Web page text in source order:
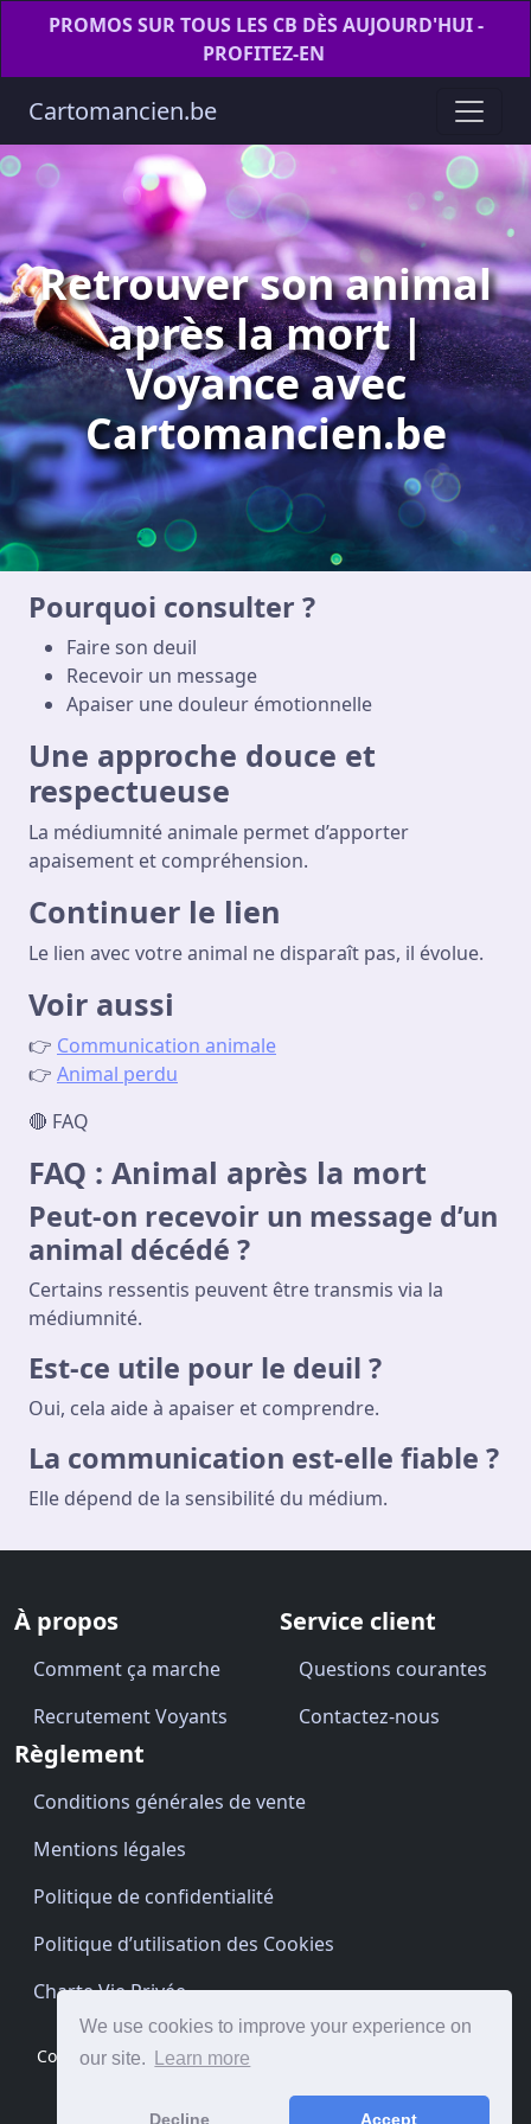
We use cookies to improve your experience on
our site.
Learn more
Decline Accept
PROMOS SUR TOUS LES CB DÈS AUJOURD'HUI -
PROFITEZ-EN
Cartomancien.be
Retrouver son animal
après la mort |
Voyance avec
Cartomancien.be
Pourquoi consulter ?
Faire son deuil
Recevoir un message
Apaiser une douleur émotionnelle
Une approche douce et
respectueuse
La médiumnité animale permet d’apporter
apaisement et compréhension.
Continuer le lien
Le lien avec votre animal ne disparaît pas, il évolue.
Voir aussi
👉 Communication animale
👉 Animal perdu
🔴 FAQ
FAQ : Animal après la mort
Peut-on recevoir un message d’un
animal décédé ?
Certains ressentis peuvent être transmis via la
médiumnité.
Est-ce utile pour le deuil ?
Oui, cela aide à apaiser et comprendre.
La communication est-elle fiable ?
Elle dépend de la sensibilité du médium.
À propos
Comment ça marche
Recrutement Voyants
Service client
Questions courantes
Contactez-nous
Règlement
Conditions générales de vente
Mentions légales
Politique de confidentialité
Politique d’utilisation des Cookies
Charte Vie Privée
Copyright © Cartomancien.be 2026 · Site by